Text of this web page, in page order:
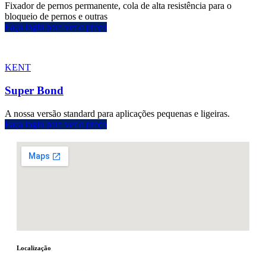
Fixador de pernos permanente, cola de alta resistência para o
bloqueio de pernos e outras
Faça login para ver o preço
KENT
Super Bond
A nossa versão standard para aplicações pequenas e ligeiras.
Faça login para ver o preço
Localização